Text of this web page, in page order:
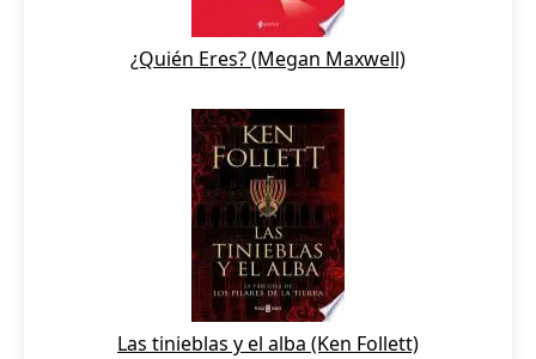
¿Quién Eres? (Megan Maxwell)
Las tinieblas y el alba (Ken Follett)